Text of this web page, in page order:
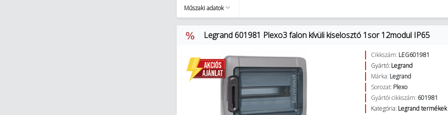
Műszaki adatok
Legrand 601981 Plexo3 falon kívüli kiselosztó 1sor 12modul IP65
Cikkszám: LEG601981
Gyártó: Legrand
Márka: Legrand
Sorozat: Plexo
Gyártói cikkszám: 601981
Kategória: Legrand termékek